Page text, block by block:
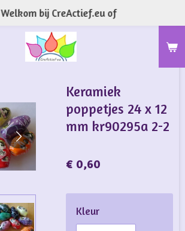
Welkom bij CreActief.eu of
Keramiek
poppetjes 24 x 12
mm kr90295a 2-2
€ 0,60
Kleur